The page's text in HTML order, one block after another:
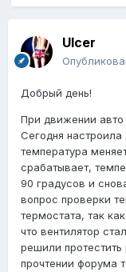
Ulcer
Добрый день!
При движении
Сегодня
температура
срабатывает,
90 градусов и
вопрос проверки
термостата, так
что вентилятор
решили
прочтении форума